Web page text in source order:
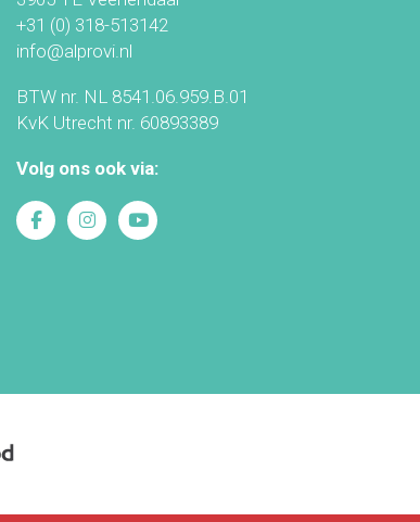
+31 (0) 318-513142
info@alprovi.nl
BTW nr. NL 8541.06.959.B.01
KvK Utrecht nr. 60893389
Volg ons ook via: